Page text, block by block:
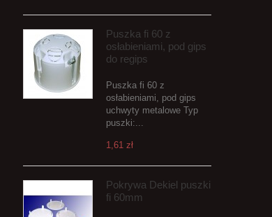
Puszka fi 60 z
osłabieniami, pod gips
do regips
Puszka fi 60 z
osłabieniami, pod gips
uchwyty metalowe Typ
puszki:...
1,61 zł
Pokrywa Dekiel puszki
fi 60mm